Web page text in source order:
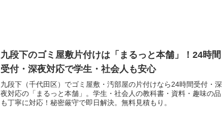
九段下のゴミ屋敷片付けは「まるっと本舗」！24時間
受付・深夜対応で学生・社会人も安心
九段下（千代田区）でゴミ屋敷・汚部屋の片付けなら24時間受付・深
夜対応の「まるっと本舗」。学生・社会人の教科書・資料・趣味の品
も丁寧に対応！秘密厳守で即日解決。無料見積もり。